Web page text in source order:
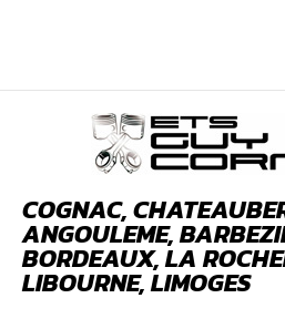
COGNAC,
ANGOULEME,
BORDEAUX, LA
LIBOURNE, LIMOGES